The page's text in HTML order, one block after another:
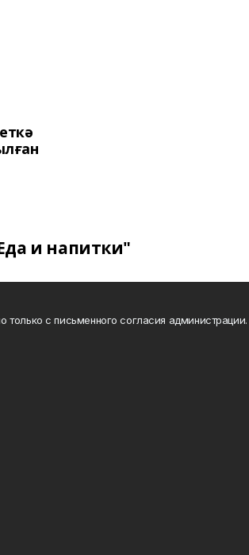
и напитки"
с письменного согласия администрации.